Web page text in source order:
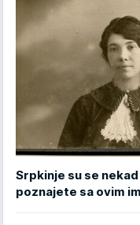
Srpkinje su se
poznajete sa ovim